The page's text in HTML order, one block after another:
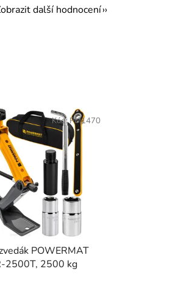
další hodnocení
POWERMAT
2500T, 2500 kg
Kód:PM1470